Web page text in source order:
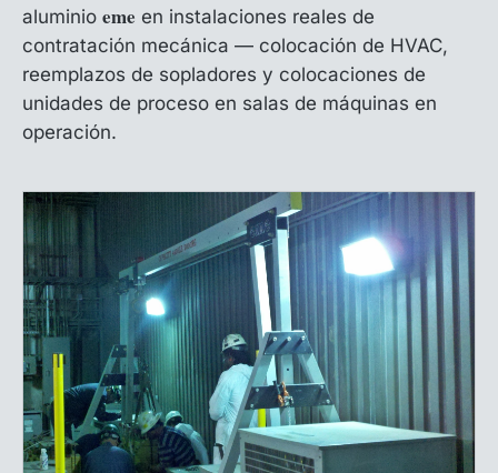
aluminio eme en instalaciones reales de
contratación mecánica — colocación de HVAC,
reemplazos de sopladores y colocaciones de
unidades de proceso en salas de máquinas en
operación.